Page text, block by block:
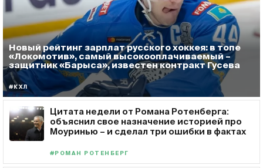
Новый рейтинг зарплат русского хоккея: в топе
«Локомотив», самый высокооплачиваемый –
защитник «Барыса», известен контракт Гусева
#КХЛ
Цитата недели от Романа Ротенберга:
объяснил свое назначение историей про
Моуринью – и сделал три ошибки в фактах
#РОМАН РОТЕНБЕРГ